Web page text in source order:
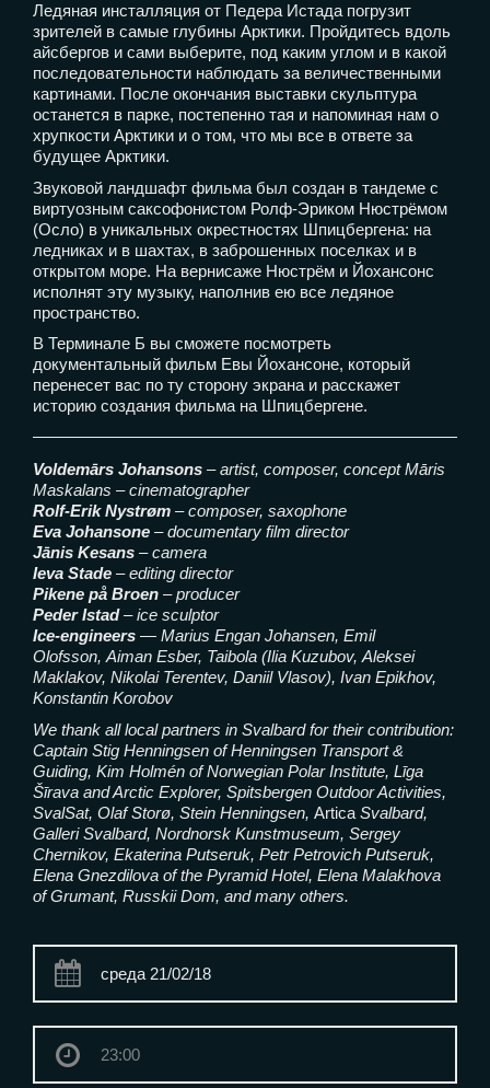
Ледяная инсталляция от Педера Истада погрузит
зрителей в самые глубины Арктики. Пройдитесь вдоль
айсбергов и сами выберите, под каким углом и в какой
последовательности наблюдать за величественными
картинами. После окончания выставки скульптура
останется в парке, постепенно тая и напоминая нам о
хрупкости Арктики и о том, что мы все в ответе за
будущее Арктики.
Звуковой ландшафт фильма был создан в тандеме с
виртуозным саксофонистом Ролф-Эриком Нюстрёмом
(Осло) в уникальных окрестностях Шпицбергена: на
ледниках и в шахтах, в заброшенных поселках и в
открытом море. На вернисаже Нюстрём и Йохансонс
исполнят эту музыку, наполнив ею все ледяное
пространство.
В Терминале Б вы сможете посмотреть
документальный фильм Евы Йохансоне, который
перенесет вас по ту сторону экрана и расскажет
историю создания фильма на Шпицбергене.
Voldemārs Johansons – artist, composer, concept Māris
Maskalans – cinematographer
Rolf-Erik Nystrøm – composer, saxophone
Eva Johansone – documentary film director
Jānis Kesans – camera
Ieva Stade – editing director
Pikene på Broen – producer
Peder Istad– ice sculptor
Ice-engineers — Marius Engan Johansen, Emil
Olofsson, Aiman Esber, Taibola (Ilia Kuzubov, Aleksei
Maklakov, Nikolai Terentev, Daniil Vlasov), Ivan Epikhov,
Konstantin Korobov
We thank all local partners in Svalbard for their contribution:
Captain Stig Henningsen of Henningsen Transport &
Guiding, Kim Holmén of Norwegian Polar Institute, Līga
Šīrava and Arctic Explorer, Spitsbergen Outdoor Activities,
SvalSat, Olaf Storø, Stein Henningsen, Artica Svalbard,
Galleri Svalbard, Nordnorsk Kunstmuseum, Sergey
Chernikov, Ekaterina Putseruk, Petr Petrovich Putseruk,
Elena Gnezdilova of the Pyramid Hotel, Elena Malakhova
of Grumant, Russkii Dom, and many others.
среда 21/02/18
23:00